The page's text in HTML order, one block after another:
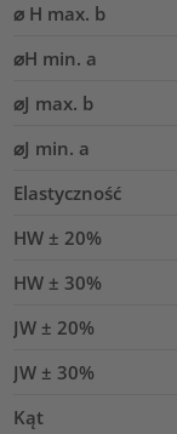
⌀ H max. b
⌀H min. a
⌀J max. b
⌀J min. a
Elastyczność
HW ± 20%
HW ± 30%
JW ± 20%
JW ± 30%
Kąt